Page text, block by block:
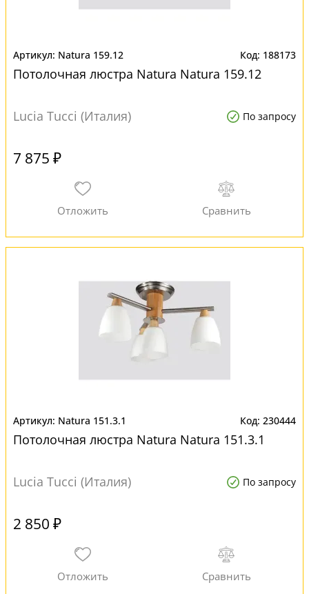
Natura 159.12 188173
Потолочная люстра Natura Natura 159.12
Lucia Tucci (Италия) По запросу
7 875 ₽
Natura 151.3.1 230444
Потолочная люстра Natura Natura 151.3.1
Lucia Tucci (Италия) По запросу
2 850 ₽